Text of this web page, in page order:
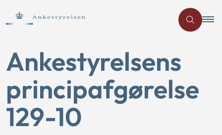
Ankestyrelsens
principafgørelse
129-10